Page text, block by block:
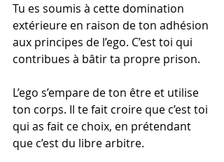
Tu es soumis à cette domination
extérieure en raison de ton adhésion
aux principes de l’ego. C’est toi qui
contribues à bâtir ta propre prison.
L’ego s’empare de ton être et utilise
ton corps. Il te fait croire que c’est toi
qui as fait ce choix, en prétendant
que c’est du libre arbitre.